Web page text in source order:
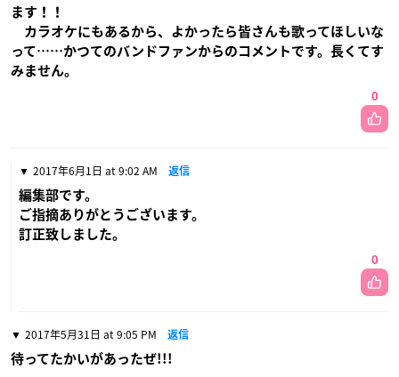
ます！！
カラオケにもあるから、よかったら皆さんも歌ってほしいな
って……かつてのバンドファンからのコメントです。長くてす
みません。
0
2017年6月1日 at 9:02 AM 返信
編集部です。
ご指摘ありがとうございます。
訂正致しました。
0
2017年5月31日 at 9:05 PM 返信
待ってたかいがあったぜ!!!